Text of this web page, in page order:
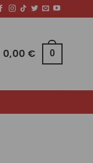
0,00 € 0